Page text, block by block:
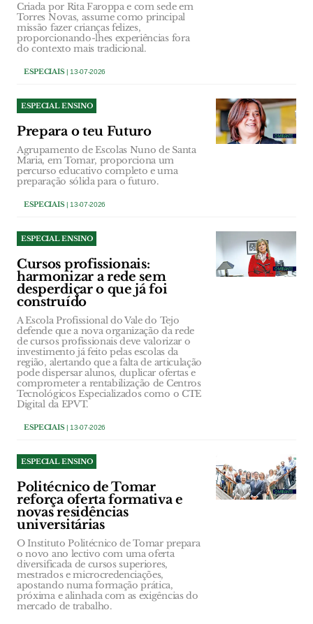
Criada por Rita Faroppa e com sede em
Torres Novas, assume como principal
missão fazer crianças felizes,
proporcionando-lhes experiências fora
do contexto mais tradicional.
ESPECIAIS| 13-07-2026
ESPECIAL ENSINO
Prepara o teu Futuro
Agrupamento de Escolas Nuno de Santa
Maria, em Tomar, proporciona um
percurso educativo completo e uma
preparação sólida para o futuro.
ESPECIAIS| 13-07-2026
ESPECIAL ENSINO
Cursos profissionais:
harmonizar a rede sem
desperdiçar o que já foi
construído
A Escola Profissional do Vale do Tejo
defende que a nova organização da rede
de cursos profissionais deve valorizar o
investimento já feito pelas escolas da
região, alertando que a falta de articulação
pode dispersar alunos, duplicar ofertas e
comprometer a rentabilização de Centros
Tecnológicos Especializados como o CTE
Digital da EPVT.
ESPECIAIS| 13-07-2026
ESPECIAL ENSINO
Politécnico de Tomar
reforça oferta formativa e
novas residências
universitárias
O Instituto Politécnico de Tomar prepara
o novo ano lectivo com uma oferta
diversificada de cursos superiores,
mestrados e microcredenciações,
apostando numa formação prática,
próxima e alinhada com as exigências do
mercado de trabalho.